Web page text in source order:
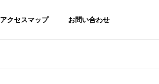
アクセスマップ お問い合わせ